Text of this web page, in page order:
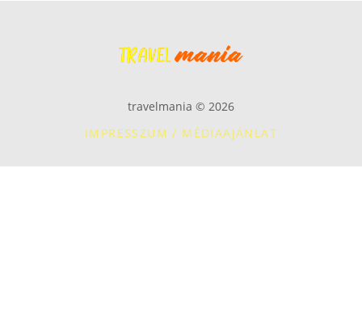
travelmania © 2026
IMPRESSZUM / MÉDIAAJÁNLAT